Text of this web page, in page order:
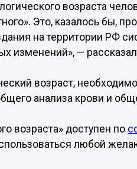
возраста
Это, казалось бы,
на территории РФ
изменений», —
возраст,
анализа крови и
возраста» доступен по
любой